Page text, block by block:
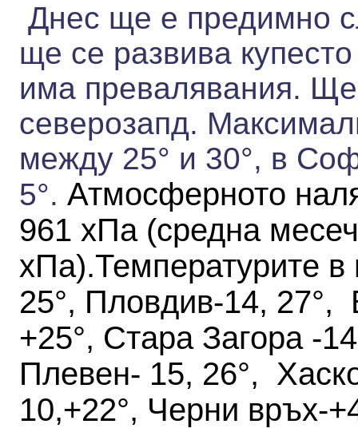
Днес ще е предимно
ще се развива
има превалявания.
северозапд.
между 25° и 30°, в
5°. Атмосферното
961 хПа (средна
хПа).Температурите в
25°, Пловдив-14, 27°,
+25°, Стара Загора -
Плевен- 15, 26°,
10,+22°, Черни връх-